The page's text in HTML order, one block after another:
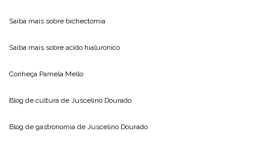
Saiba mais sobre bichectomia
Saiba mais sobre acido hialuronico
Conheça Pamela Mello
Blog de cultura de Juscelino Dourado
Blog de gastronomia de Juscelino Dourado